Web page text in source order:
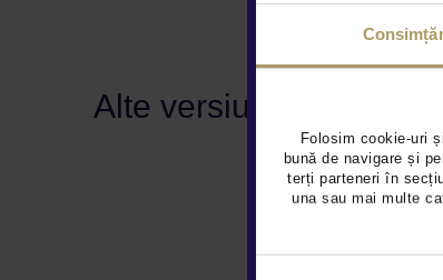
Folosim cookie-uri
bună de navigare și
terți parteneri în
una sau mai multe
Alte versiuni disponibile